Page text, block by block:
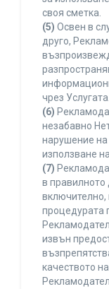
своя сметка.
(5) Освен в
друго,
чрез Услугата.
(6)
незабавно
нарушение
използване
(7)
в правилното
включително,
процедурата
извън
качеството